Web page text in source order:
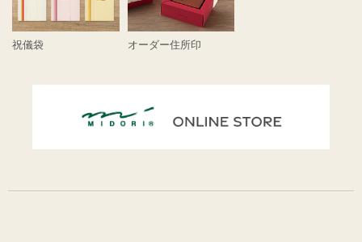
祝儀袋 オーダー住所印